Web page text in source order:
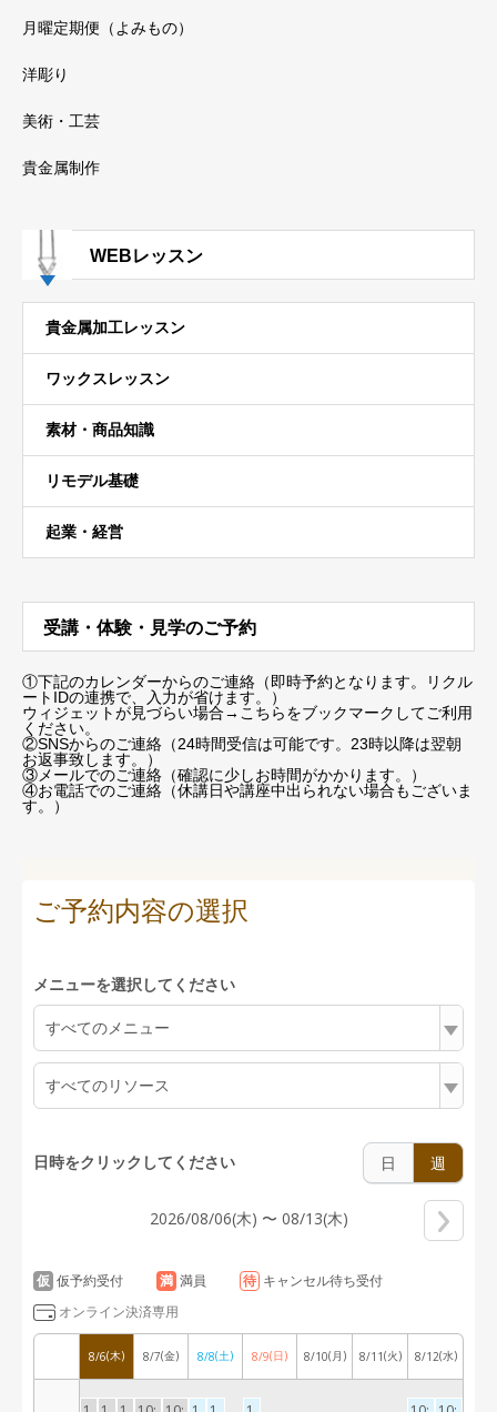
月曜定期便（よみもの）
洋彫り
美術・工芸
貴金属制作
WEBレッスン
貴金属加工レッスン
ワックスレッスン
素材・商品知識
リモデル基礎
起業・経営
受講・体験・見学のご予約
①下記のカレンダーからのご連絡（即時予約となります。リクル
ートIDの連携で、入力が省けます。）
ウィジェットが見づらい場合→こちらをブックマーク してご利用
ください。
②SNSからのご連絡（24時間受信は可能です。23時以降は翌朝
お返事致します。）
③メールでのご連絡（確認に少しお時間がかかります。）
④お電話でのご連絡（休講日や講座中出られない場合もございま
す。）